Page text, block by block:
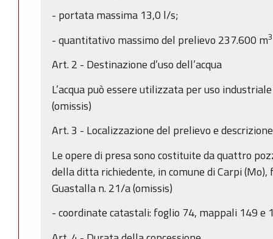
- portata massima 13,0 l/s;
- quantitativo massimo del prelievo 237.600 m3
Art. 2 - Destinazione d’uso dell’acqua
L’acqua può essere utilizzata per uso
(omissis)
Art. 3 - Localizzazione del prelievo e
Le opere di presa sono costituite da quattro
della ditta richiedente, in comune di Carpi
Guastalla n. 21/a (omissis)
- coordinate catastali: foglio 74, mappali 149 e